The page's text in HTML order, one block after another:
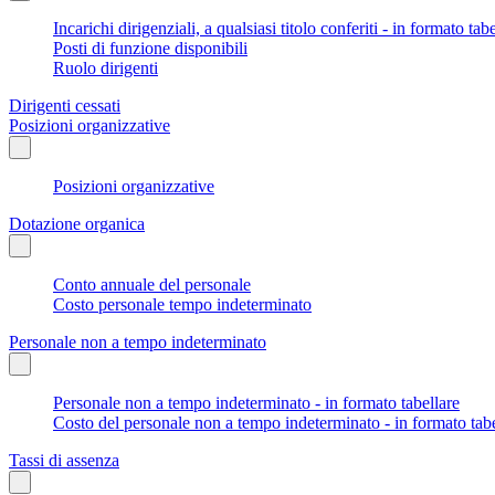
Incarichi dirigenziali, a qualsiasi titolo conferiti - in formato
Posti di funzione disponibili
Ruolo dirigenti
Dirigenti cessati
Posizioni organizzative
Posizioni organizzative
Dotazione organica
Conto annuale del personale
Costo personale tempo indeterminato
Personale non a tempo indeterminato
Personale non a tempo indeterminato - in formato tabellare
Costo del personale non a tempo indeterminato - in formato
Tassi di assenza